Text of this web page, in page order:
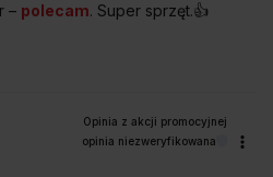
– polecam. Super sprzęt.👍️
opinia niezweryfikowana